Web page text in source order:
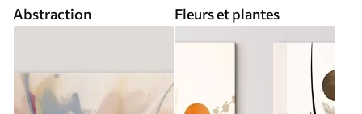
Abstraction Fleurs et plantes